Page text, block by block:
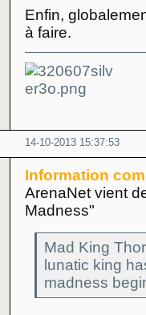
Enfin,
à faire.
14-10-2013 15:37:53
Information
ArenaNet vient
Madness"
Mad King
lunatic king
madness